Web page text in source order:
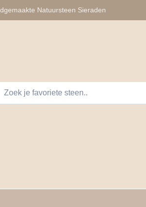
Natuursteen Sieraden